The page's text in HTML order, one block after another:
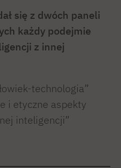
się z dwóch paneli
każdy podejmie
z innej
technologia”
i etyczne aspekty
inteligencji”